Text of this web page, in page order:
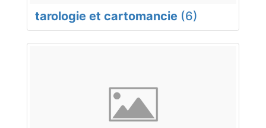
tarologie et cartomancie (6)